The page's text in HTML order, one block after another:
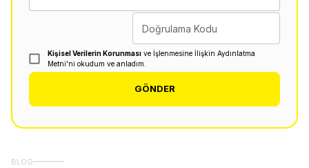
Doğrulama Kodu
Kişisel Verilerin Korunması ve İşlenmesine İlişkin Aydınlatma
Metni'ni okudum ve anladım.
GÖNDER
BLOG